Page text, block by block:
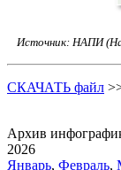
Источник: НАПИ
СКАЧАТЬ файл
Архив
2026
Январь, Февраль,